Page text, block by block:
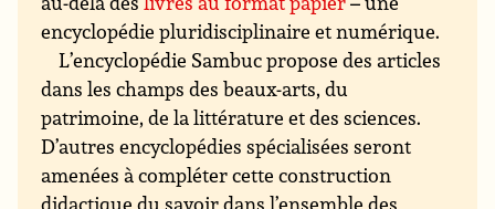
encyclopédie pluridisciplinaire et numérique.
L’encyclopédie Sambuc propose des articles
dans les champs des beaux-arts, du
patrimoine, de la littérature et des sciences.
D’autres encyclopédies spécialisées seront
amenées à compléter cette construction
didactique du savoir dans l’ensemble des